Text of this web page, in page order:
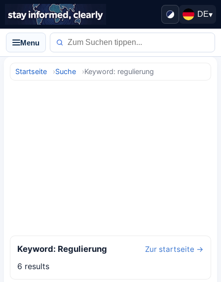
DE▾
Menu
Startseite Suche Keyword: regulierung
Keyword: Regulierung Zur startseite →
6 results